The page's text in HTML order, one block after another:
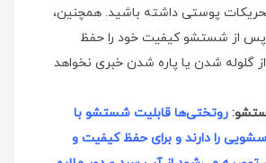
تحریکات پوستی داشته باشید. همچنین،
پس از شستشو کیفیت خود را حفظ
گلوله شدن یا پاره شدن خبری نخواهد
روتختی‌ها قابلیت شستشو با
را دارند و برای حفظ کیفیت و